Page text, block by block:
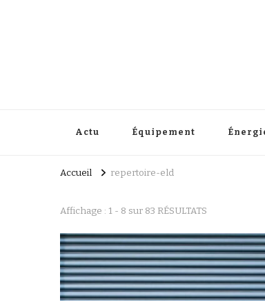
Actu Équipement
Accueil repertoire-eld
Affichage : 1 - 8 sur 83 RÉSULTATS